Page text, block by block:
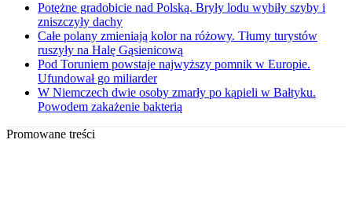
Potężne gradobicie nad Polską. Bryły lodu wybiły szyby i
zniszczyły dachy
Całe polany zmieniają kolor na różowy. Tłumy turystów
ruszyły na Halę Gąsienicową
Pod Toruniem powstaje najwyższy pomnik w Europie.
Ufundował go miliarder
W Niemczech dwie osoby zmarły po kąpieli w Bałtyku.
Powodem zakażenie bakterią
Promowane treści